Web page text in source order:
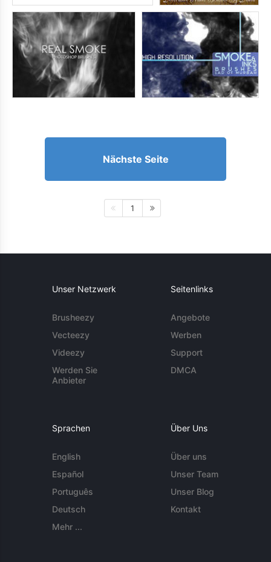
Nächste Seite
1
Unser Netzwerk
Brusheezy
Vecteezy
Videezy
Werden Sie
Anbieter
Seitenlinks
Angebote
Werben
Support
DMCA
Sprachen
English
Español
Português
Deutsch
Mehr ...
Über Uns
Über uns
Unser Team
Unser Blog
Kontakt